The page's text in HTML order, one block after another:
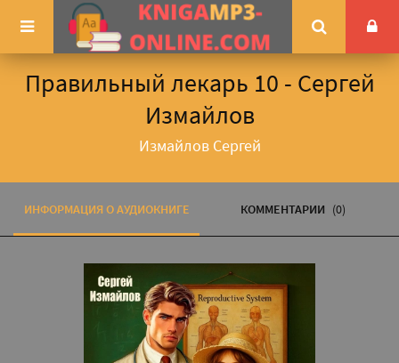
Правильный лекарь 10 - Сергей
Измайлов
Измайлов Сергей
ИНФОРМАЦИЯ О АУДИОКНИГЕ КОММЕНТАРИИ (0)